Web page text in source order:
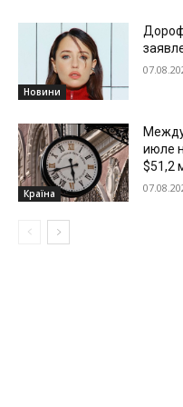
Новини
Країна
июле
$51,2